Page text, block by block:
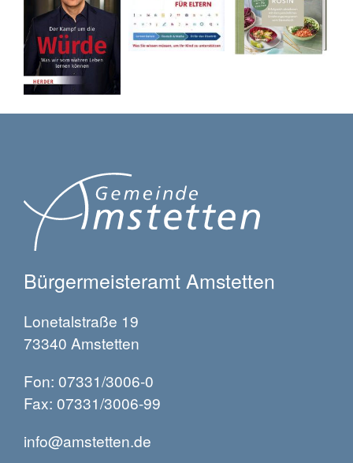
Bürgermeisteramt Amstetten
Lonetalstraße 19
73340 Amstetten
Fon: 07331/3006-0
Fax: 07331/3006-99
info@amstetten.de